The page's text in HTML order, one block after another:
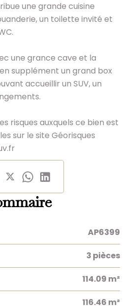
une grande cuisine
un toilette invité et
une grance cave et la
supplément un grand box
accueillir un SUV, un
risques auxquels ce bien est
sur le site Géorisques
AP6399
3 pièces
114.09 m²
116.46 m²